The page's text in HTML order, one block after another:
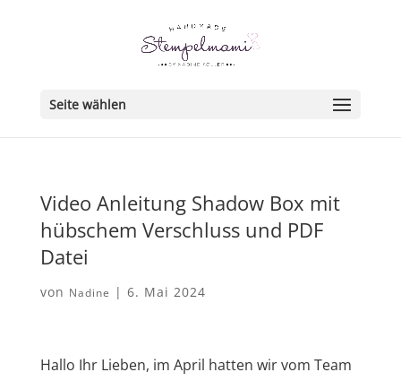
Seite wählen
Video Anleitung Shadow Box mit
hübschem Verschluss und PDF
Datei
von Nadine | 6. Mai 2024
Hallo Ihr Lieben, im April hatten wir vom Team